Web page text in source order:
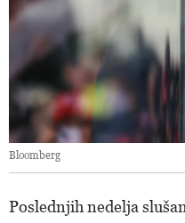
Bloomberg
Poslednjih nedelja